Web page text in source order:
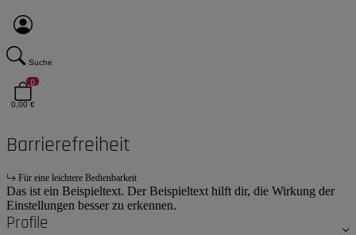
Suche
0
0,00 €
Barrierefreiheit
Für eine leichtere Bedienbarkeit
Das ist ein Beispieltext. Der Beispieltext hilft dir, die Wirkung der
Einstellungen besser zu erkennen.
Profile